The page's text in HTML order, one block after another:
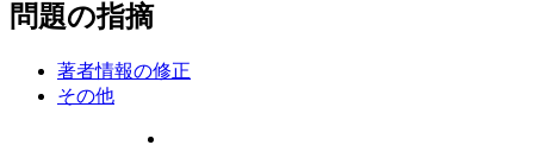
問題の指摘
著者情報の修正
その他